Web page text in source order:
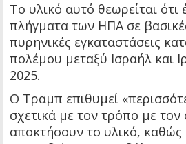
Το υλικό αυτό θεωρείται ότι
πλήγματα των ΗΠΑ σε
πυρηνικές εγκαταστάσεις
πολέμου μεταξύ Ισραήλ και
2025.
Ο Τραμπ επιθυμεί
σχετικά με τον τρόπο με
αποκτήσουν το υλικό, καθώς